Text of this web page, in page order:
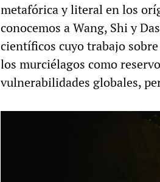
metafórica y literal en los
conocemos a Wang, Shi y
científicos cuyo trabajo
los murciélagos como
vulnerabilidades globales,